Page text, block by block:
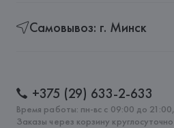
Самовывоз: г. Минск
+375 (29) 633-2-633
Время работы: пн-вс с 09:00 до 21:00,
Заказы через корзину круглосуточно